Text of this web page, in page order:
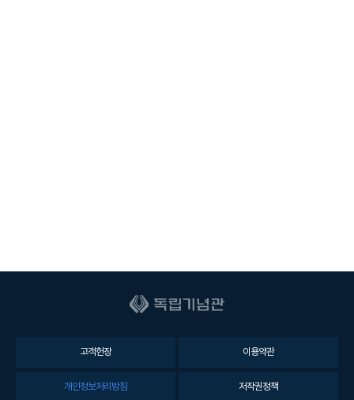
고객헌장 이용약관
개인정보처리방침 저작권정책